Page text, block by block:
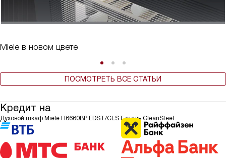
Miele в новом цвете
ПОСМОТРЕТЬ ВСЕ СТАТЬИ
Кредит на
Духовой шкаф Miele H6660BP EDST/CLST сталь CleanSteel